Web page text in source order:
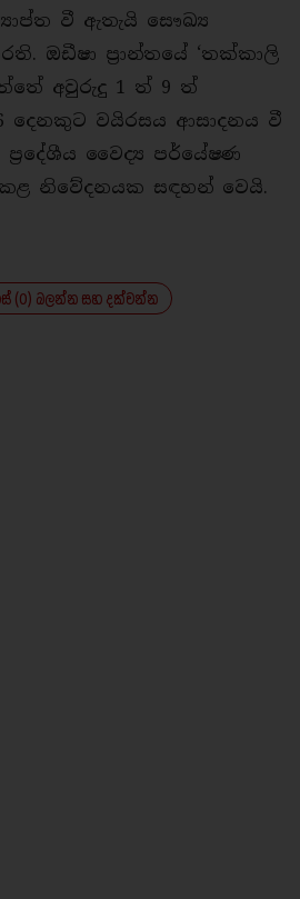
වී ඇතැයි සෞඛ්‍ය
ඔඩීෂා ප්‍රාන්තයේ ‘තක්කාලි
අවුරුදු 1 ත් 9 ත්
දෙනකුට වයිරසය ආසාදනය වී
වෛද්‍ය පර්යේෂණ
නිවේදනයක සඳහන් වෙයි.
(0) බලන්න සහ දක්වන්න